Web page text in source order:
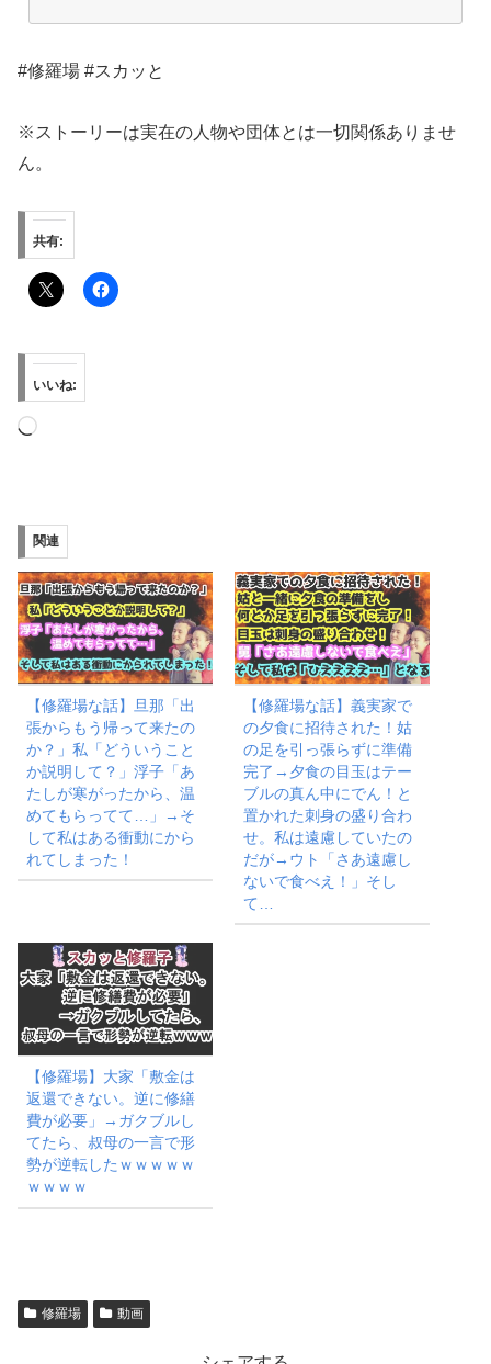
#修羅場 #スカッと
※ストーリーは実在の人物や団体とは一切関係ありませ
ん。
共有:
いいね:
読
み
中…
関連
【修羅場な話】旦那「出
張からもう帰って来たの
か？」私「どういうこと
か説明して？」浮子「あ
たしが寒がったから、温
めてもらってて…」→そ
して私はある衝動にから
れてしまった！
【修羅場な話】義実家で
の夕食に招待された！姑
の足を引っ張らずに準備
完了→夕食の目玉はテー
ブルの真ん中にでん！と
置かれた刺身の盛り合わ
せ。私は遠慮していたの
だが→ウト「さあ遠慮し
ないで食べえ！」そし
て…
【修羅場】大家「敷金は
返還できない。逆に修繕
費が必要」→ガクブルし
てたら、叔母の一言で形
勢が逆転したｗｗｗｗｗ
ｗｗｗｗ
修羅場 動画